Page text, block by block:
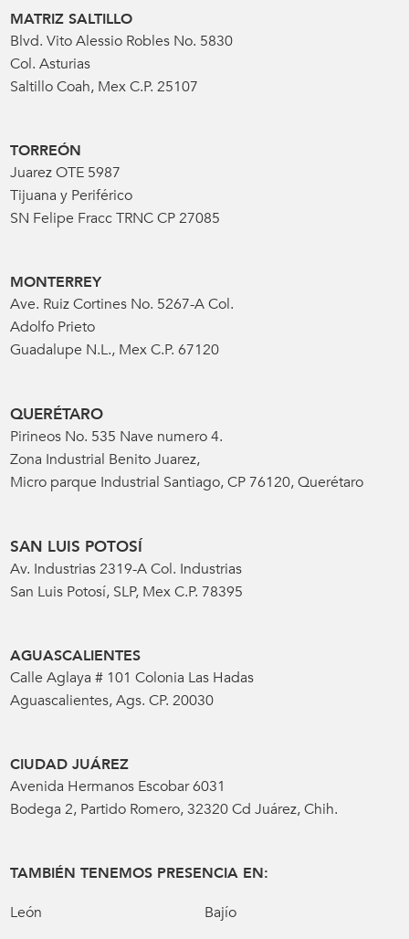
MATRIZ SALTILLO
Blvd. Vito Alessio Robles No. 5830
Col. Asturias
Saltillo Coah, Mex C.P. 25107
TORREÓN
Juarez OTE 5987
Tijuana y Periférico
SN Felipe Fracc TRNC CP 27085
MONTERREY
Ave. Ruiz Cortines No. 5267-A Col.
Adolfo Prieto
Guadalupe N.L., Mex C.P. 67120
QUERÉTARO
Pirineos No. 535 Nave numero 4.
Zona Industrial Benito Juarez,
Micro parque Industrial Santiago, CP 76120, Querétaro
SAN LUIS POTOSÍ
Av. Industrias 2319-A Col. Industrias
San Luis Potosí, SLP, Mex C.P. 78395
AGUASCALIENTES
Calle Aglaya # 101 Colonia Las Hadas
Aguascalientes, Ags. CP. 20030
CIUDAD JUÁREZ
Avenida Hermanos Escobar 6031
Bodega 2, Partido Romero, 32320 Cd Juárez, Chih.
TAMBIÉN TENEMOS PRESENCIA EN:
León
Bajío